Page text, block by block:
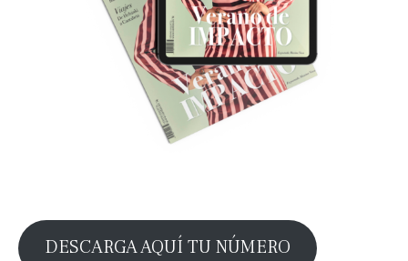
DESCARGA AQUÍ TU NÚMERO